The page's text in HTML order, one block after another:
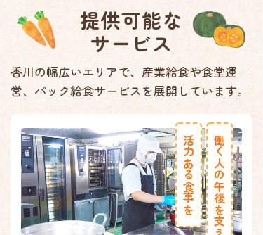
提供可能な
サービス
香川の幅広いエリアで、産業給食や食堂運
営、パック給食サービスを展開しています。
働く人の午後を支える、
活力ある食事を